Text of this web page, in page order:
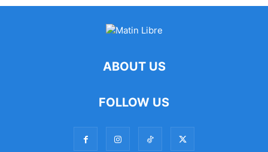
ABOUT US
FOLLOW US